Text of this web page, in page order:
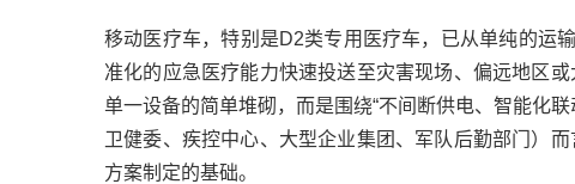
移动医疗车，特别是D2类专用医疗车，已从单纯的运
准化的应急医疗能力快速投送至灾害现场、偏远地区
单一设备的简单堆砌，而是围绕“不间断供电、智能化
卫健委、疾控中心、大型企业集团、军队后勤部门）
方案制定的基础。